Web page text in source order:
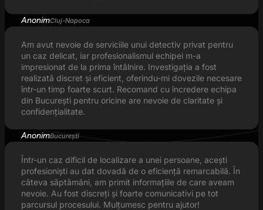
AnonimCluj-Napoca
Am avut nevoie de serviciile unui detectiv privat pentru
un caz delicat, iar profesionalismul echipei m-a
impresionat de la prima întâlnire. Investigația a fost
realizată discret și eficient, oferindu-mi dovezile necesare
într-un timp foarte scurt. Recomand cu încredere echipa
din București pentru oricine are nevoie de claritate și
confidențialitate.
AnonimBucurești
Într-un caz dificil de localizare a unei persoane, acești
profesioniști au dat dovadă de o eficiență remarcabilă. În
câteva săptămâni, am primit informațiile de care aveam
nevoie. Au fost discreți și foarte comunicativi pe tot
parcursul procesului. Mulțumesc pentru ajutor!